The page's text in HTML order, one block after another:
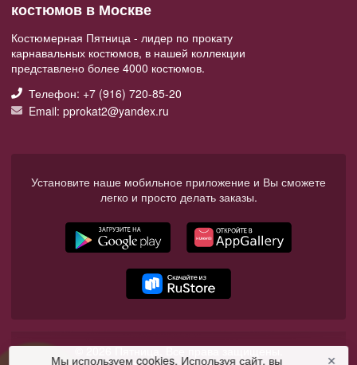
костюмов в Москве
Костюмерная Пятница - лидер по прокату
карнавальных костюмов, в нашей коллекции
представлено более 4000 костюмов.
Телефон: +7 (916) 720-85-20
Email: pprokat2@yandex.ru
Установите наше мобильное приложение и Вы сможете
легко и просто делать заказы.
© 2026 Пятница. Все права защищены.
Мы используем cookies. Используя сайт, вы ✕